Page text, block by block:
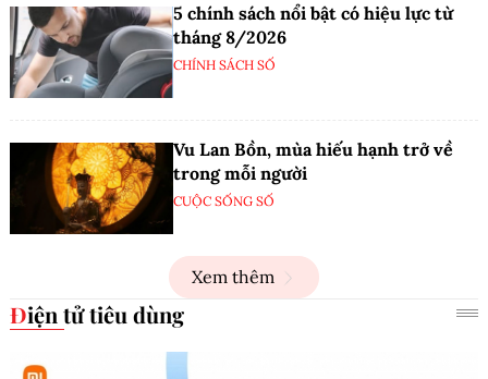
5 chính sách nổi bật có hiệu lực từ
tháng 8/2026
CHÍNH SÁCH SỐ
Vu Lan Bồn, mùa hiếu hạnh trở về
trong mỗi người
CUỘC SỐNG SỐ
Xem thêm
Điện tử tiêu dùng